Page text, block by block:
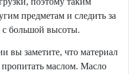
предметам и следить за
с большой высоты.
вы заметите, что материал
пропитать маслом. Масло